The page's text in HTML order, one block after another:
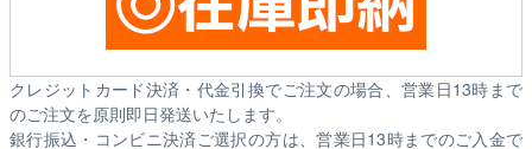
クレジットカード決済・代金引換でご注文の場合、営業日13時まで
のご注文を原則即日発送いたします。
銀行振込・コンビニ決済ご選択の方は、営業日13時までのご入金で